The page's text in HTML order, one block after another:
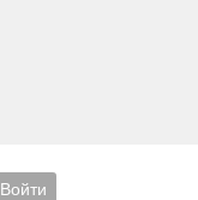
Войти